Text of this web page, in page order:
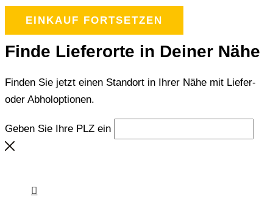
EINKAUF FORTSETZEN
Finde Lieferorte in Deiner Nähe
Finden Sie jetzt einen Standort in Ihrer Nähe mit Liefer-
oder Abholoptionen.
Geben Sie Ihre PLZ ein